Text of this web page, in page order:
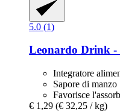
5.0 (1)
Leonardo Drink -​
Integratore
Sapore di manzo
Favorisce
€ 1,29 (€ 32,25 / kg)